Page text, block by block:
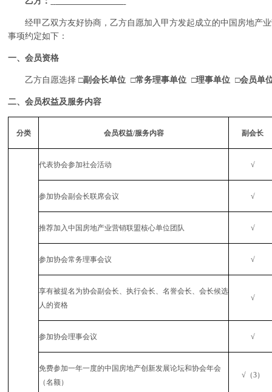
经甲乙双方友好协商，乙方自愿加入甲方发起成立的中国房地产
事项约定如下：
一、会员资格
乙方自愿选择□副会长单位 □常务理事单位 □理事单位 □会员单
二、会员权益及服务内容
分类 会员权益/服务内容 副会长
代表协会参加社会活动 √
参加协会副会长联席会议 √
推荐加入中国房地产业营销联盟核心单位团队 √
参加协会常务理事会议 √
享有被提名为协会副会长、执行会长、名誉会长、会长候选
人的资格
√
参加协会理事会议 √
免费参加一年一度的中国房地产创新发展论坛和协会年会
（名额）
√（3）